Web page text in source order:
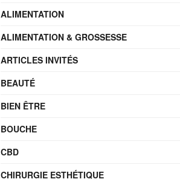
ALIMENTATION
ALIMENTATION & GROSSESSE
ARTICLES INVITÉS
BEAUTÉ
BIEN ÊTRE
BOUCHE
CBD
CHIRURGIE ESTHÉTIQUE